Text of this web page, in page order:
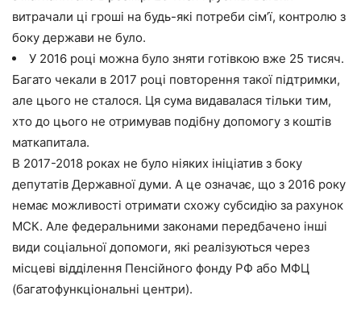
витрачали ці гроші на будь-які потреби сім’ї, контролю з
боку держави не було.
У 2016 році можна було зняти готівкою вже 25 тисяч.
Багато чекали в 2017 році повторення такої підтримки,
але цього не сталося. Ця сума видавалася тільки тим,
хто до цього не отримував подібну допомогу з коштів
маткапитала.
В 2017-2018 роках не було ніяких ініціатив з боку
депутатів Державної думи. А це означає, що з 2016 року
немає можливості отримати схожу субсидію за рахунок
МСК. Але федеральними законами передбачено інші
види соціальної допомоги, які реалізуються через
місцеві відділення Пенсійного фонду РФ або МФЦ
(багатофункціональні центри).